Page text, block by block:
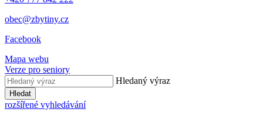
obec@zbytiny.cz
Facebook
Mapa webu
Verze pro seniory
Hledaný výraz
Hledat
rozšířené vyhledávání